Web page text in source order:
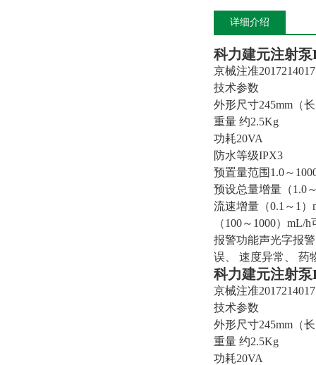
详细介绍
科力建元注射泵
京械注准
技术参数
外形尺寸245mm（
重量 约2.5Kg
功耗20VA
防水等级IPX3
预置量范围1.0～
预设总量增量（1.0
流速增量（0.1～1）
（100～1000）mL/
报警功能声光字报
误、 速度异常、 药
科力建元注射泵
京械注准
技术参数
外形尺寸245mm（
重量 约2.5Kg
功耗20VA